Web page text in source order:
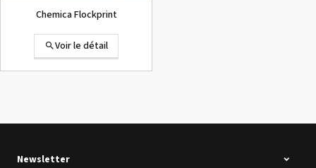
Chemica Flockprint
Voir le détail
Newsletter